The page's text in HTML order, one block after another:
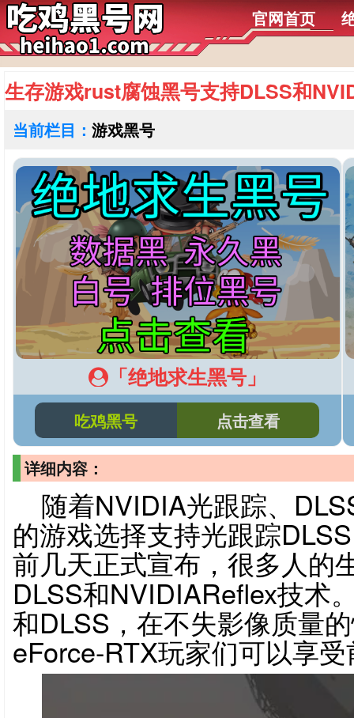
官网首页
生存游戏rust腐蚀黑号支持DLSS和
当前栏目： 游戏黑号
「绝地求生黑号」
吃鸡黑号 点击查看
详细内容：
随着NVIDIA光跟踪、
的游戏选择支持光跟踪
前几天正式宣布，很多人的
DLSS和NVIDIAReflex技术
和DLSS，在不失影像质量
eForce-RTX玩家们可以享